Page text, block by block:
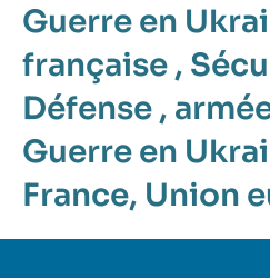
Guerre en
française ,
Défense ,
Guerre en
France, Union